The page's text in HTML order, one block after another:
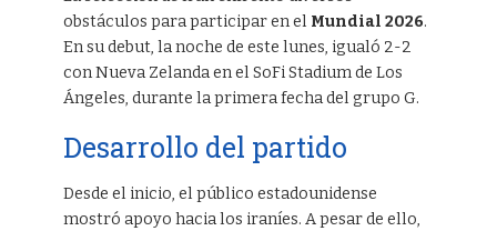
obstáculos para participar en el Mundial 2026.
En su debut, la noche de este lunes, igualó 2-2
con Nueva Zelanda en el SoFi Stadium de Los
Ángeles, durante la primera fecha del grupo G.
Desarrollo del partido
Desde el inicio, el público estadounidense
mostró apoyo hacia los iraníes. A pesar de ello,